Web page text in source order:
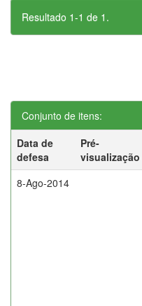
Resultado 1-1 de 1.
Conjunto de itens:
Data de
defesa
Pré-
visualização
8-Ago-2014